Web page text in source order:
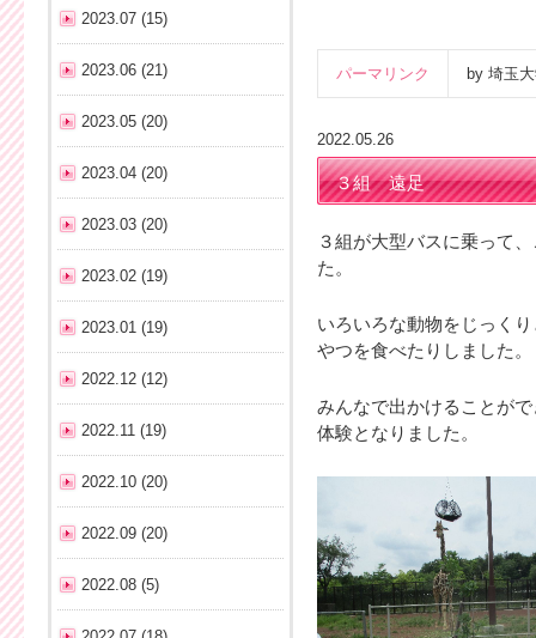
パーマリンク by 埼玉
2022.05.26
３組 遠足
３組が大型バスに乗って
た。
いろいろな動物をじっく
やつを食べたりしました。
みんなで出かけることが
体験となりました。
2023.07 (15)
2023.06 (21)
2023.05 (20)
2023.04 (20)
2023.03 (20)
2023.02 (19)
2023.01 (19)
2022.12 (12)
2022.11 (19)
2022.10 (20)
2022.09 (20)
2022.08 (5)